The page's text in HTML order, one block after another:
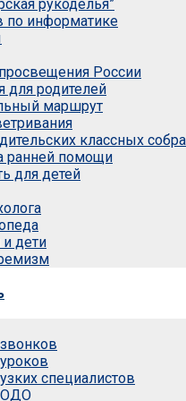
рукоделья”
по информатике
России
родителей
маршрут
классных
ранней помощи
для детей
дети
специалистов
ОДО